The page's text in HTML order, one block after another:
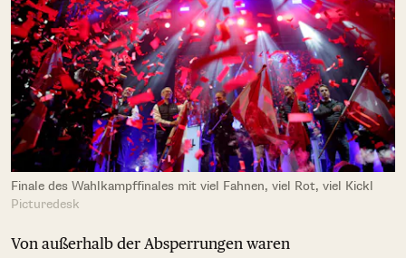
Finale des Wahlkampffinales mit viel Fahnen, viel Rot, viel Kickl
Picturedesk
Von außerhalb der Absperrungen waren